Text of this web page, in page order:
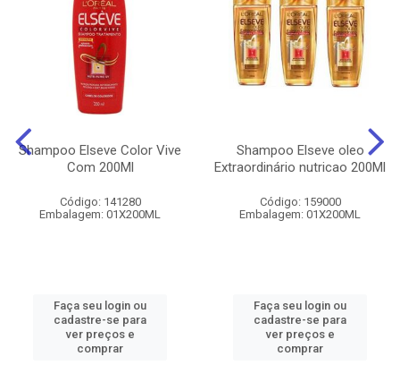
Shampoo Elseve Color Vive
Com 200Ml
Código: 141280
Embalagem: 01X200ML
Faça seu login ou
cadastre-se para
ver preços e
comprar
Shampoo Elseve oleo
Extraordinário nutricao 200Ml
Código: 159000
Embalagem: 01X200ML
Faça seu login ou
cadastre-se para
ver preços e
comprar